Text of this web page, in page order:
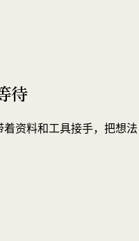
待
资料和工具接手，把想法